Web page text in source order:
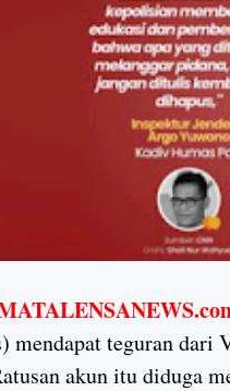
mendapat teguran
akun itu diduga